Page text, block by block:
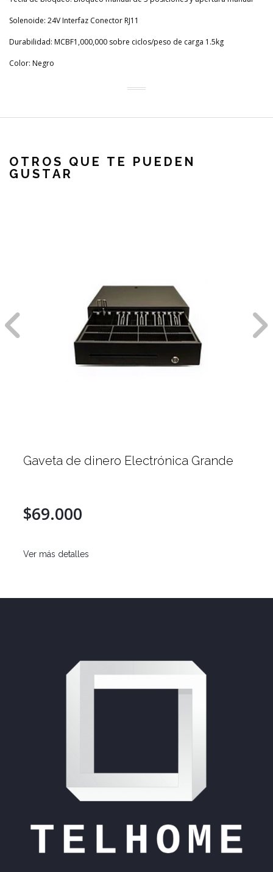
Solenoide: 24V Interfaz Conector RJ11
Durabilidad: MCBF1,000,000 sobre ciclos/peso de carga 1.5kg
Color: Negro
OTROS QUE TE PUEDEN
GUSTAR
Gaveta de dinero Electrónica Grande
$69.000
Ver más detalles